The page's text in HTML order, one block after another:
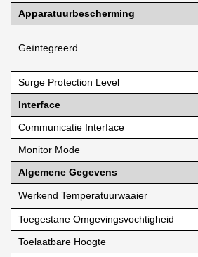
Apparatuurbescherming
Geïntegreerd
Surge Protection Level
Interface
Communicatie Interface
Monitor Mode
Algemene Gegevens
Werkend Temperatuurwaaier
Toegestane Omgevingsvochtigheid
Toelaatbare Hoogte